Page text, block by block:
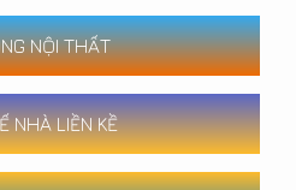
NỘI THẤT
NHÀ LIỀN KỀ